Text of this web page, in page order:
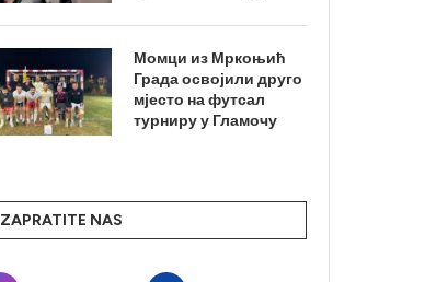
Момци из Мркоњић
Града освојили друго
мјесто на футсал
турниру у Гламочу
ZAPRATITE NAS